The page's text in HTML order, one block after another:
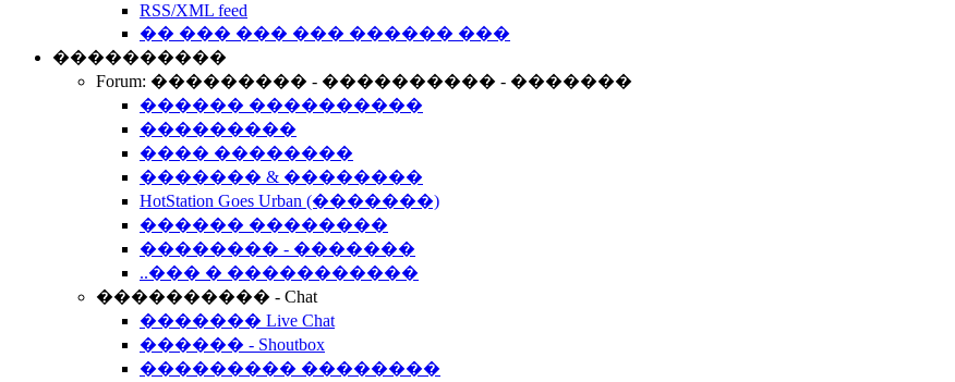
RSS/XML feed
�� ��� ��� ��� ������ ���
����������
Forum: ��������� - ���������� - �������
������ ����������
���������
���� ��������
������� & ��������
HotStation Goes Urban (�������)
������ ��������
�������� - �������
..��� � �����������
���������� - Chat
������� Live Chat
������ - Shoutbox
��������� ��������